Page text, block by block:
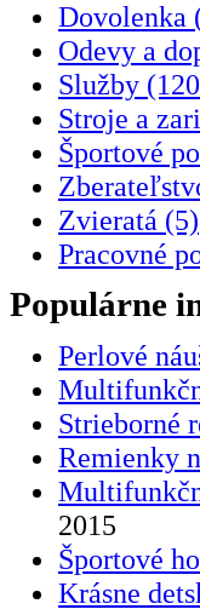
Dovolenka
Odevy a
Služby
Stroje a
Športové
Zvieratá (5)
Pracovné
Populárne
Perlové
Strieborné
Remienky
2015
Športové
Krásne